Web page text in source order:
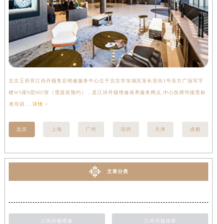
北京王府井江诗丹顿售后维修服务中心位于北京市东城区东长安街1号东方广场写字
楼W3座6层602室（需提前预约），是江诗丹顿维修保养服务网点,中心技师均接受标
准培训.... 详情 >
北京 上海 广州 深圳 天津 成都
文章分类
江诗丹顿维修 江诗丹顿保养